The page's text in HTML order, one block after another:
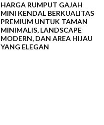
HARGA RUMPUT GAJAH
MINI KENDAL BERKUALITAS
PREMIUM UNTUK TAMAN
MINIMALIS, LANDSCAPE
MODERN, DAN AREA HIJAU
YANG ELEGAN